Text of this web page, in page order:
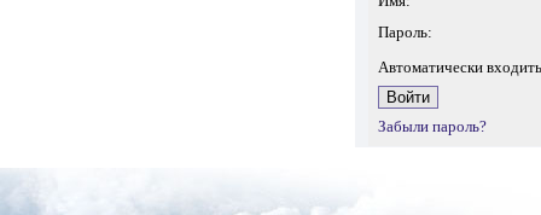
Пароль:
Автоматически
Забыли пароль?